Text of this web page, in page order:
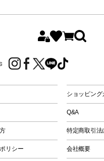
ショッピング
Q&A
特定商取引法
リシー 会社概要